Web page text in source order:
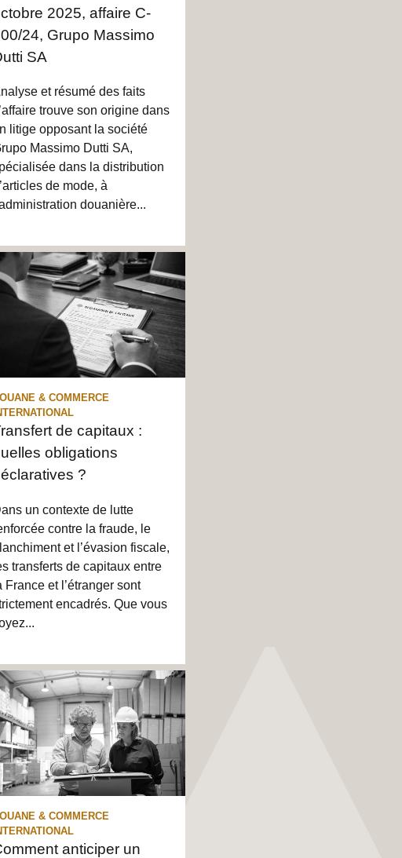
2025, affaire C-
24, Grupo Massimo
SA
et résumé des faits
trouve son origine dans
litige opposant la société
Massimo Dutti SA,
dans la distribution
de mode, à
douanière...
& COMMERCE
de capitaux :
obligations
?
un contexte de lutte
contre la fraude, le
et l’évasion fiscale,
transferts de capitaux entre
France et l’étranger sont
encadrés. Que vous
& COMMERCE
anticiper un